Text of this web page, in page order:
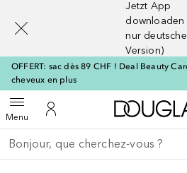
Jetzt App
downloaden
nur deutsche
Version)
OFFERT: sac dès 89 CHF ! Deal Beauty
cheveux en plus
MenuOuvrir le menuVers Mon Compte
Retourner
Exécuter la recherche
[navigation.slideout.screenreader]